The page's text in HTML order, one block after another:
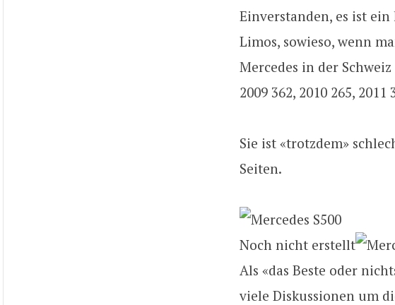
Einverstanden, es ist
Limos, sowieso, wenn
Mercedes in der Schweiz
2009 362, 2010 265,
Sie ist «trotzdem»
Seiten.
Noch nicht erstellt
Als «das Beste oder
viele Diskussionen um